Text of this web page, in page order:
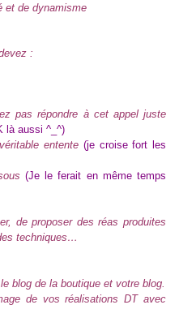
et de dynamisme
:
pas répondre à cet appel juste
là aussi ^_^)
entente (je croise fort les
(Je le ferait en même temps
de proposer des réas produites
techniques…
blog de la boutique et votre blog.
de vos réalisations DT avec